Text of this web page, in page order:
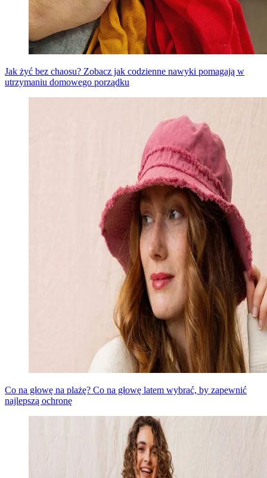
Jak żyć bez chaosu? Zobacz jak codzienne nawyki pomagają w
utrzymaniu domowego porządku
Co na głowę na plażę? Co na głowę latem wybrać, by zapewnić
najlepszą ochronę